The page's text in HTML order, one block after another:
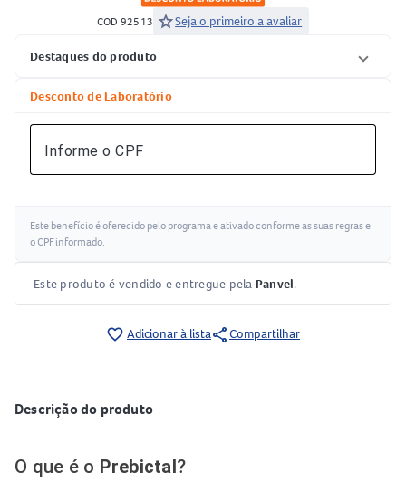
COD 92513 starSeja o primeiro a avaliar
Destaques do produto
Desconto de Laboratório
Informe o CPF
Este benefício é oferecido pelo programae ativado conforme as suas regras e
o CPF informado.
Este produto é vendido e entregue pela Panvel.
favorite_border Adicionar à listashareCompartilhar
Descrição do produto
O que é o Prebictal?